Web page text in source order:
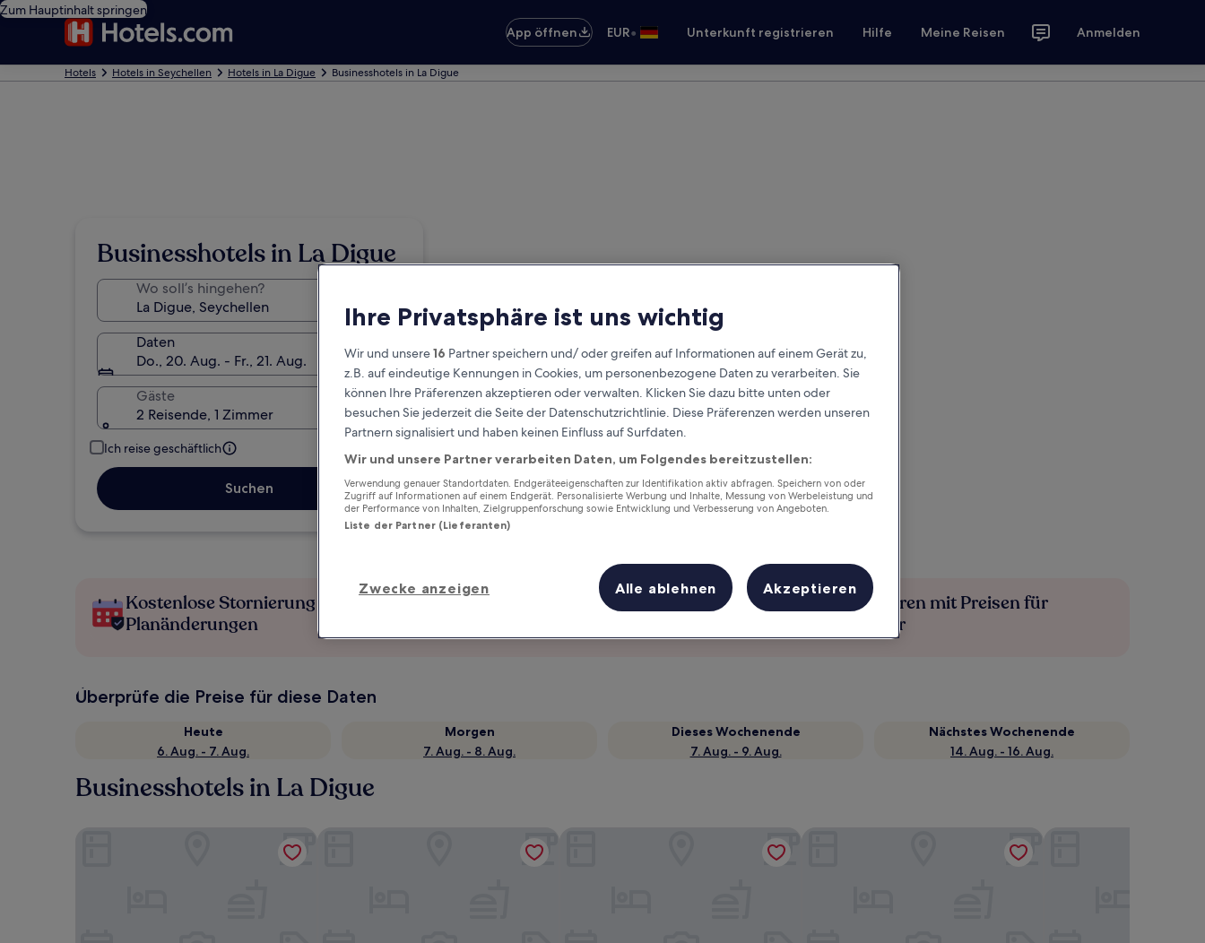
Zum Hauptinhalt springen
App öffnen
EUR• Unterkunft registrieren Hilfe Meine Reisen Anmelden
Hotels Hotels in Seychellen Hotels in La Digue Businesshotels in La Digue
Businesshotels in La Digue
Wo soll’s hingehen?
Daten
Do., 20. Aug. - Fr., 21. Aug.
Gäste
2 Reisende, 1 Zimmer
Ich reise geschäftlich
Suchen
Kostenlose Stornierung bei
Planänderungen
Verdiene Prämien für jede
Mehr sparen mit Preisen für
Mitglieder
Überprüfe die Preise für diese Daten
Heute
6. Aug. - 7. Aug.
Morgen
7. Aug. - 8. Aug.
Dieses Wochenende
7. Aug. - 9. Aug.
Nächstes Wochenende
14. Aug. - 16. Aug.
Businesshotels in La Digue
Coco de Mer Hotel and Black Parrot Suites
Ihre Privatsphäre ist uns wichtig
Wir und unsere16 Partner speichern und/ oder greifen auf Informationen auf einem Gerät zu,
z.B. auf eindeutige Kennungen in Cookies, um personenbezogene Daten zu verarbeiten. Sie
können Ihre Präferenzen akzeptieren oder verwalten. Klicken Sie dazu bitte unten oder
besuchen Sie jederzeit die Seite der Datenschutzrichtlinie. Diese Präferenzen werden unseren
Partnern signalisiert und haben keinen Einfluss auf Surfdaten.
Wir und unsere Partner verarbeiten Daten, um Folgendes bereitzustellen:
Verwendung genauer Standortdaten. Endgeräteeigenschaften zur Identifikation aktiv abfragen. Speichern von oder
Zugriff auf Informationen auf einem Endgerät. Personalisierte Werbung und Inhalte, Messung von Werbeleistung und
der Performance von Inhalten, Zielgruppenforschung sowie Entwicklung und Verbesserung von Angeboten.
Liste der Partner (Lieferanten)
Zwecke anzeigen Alle ablehnen Akzeptieren